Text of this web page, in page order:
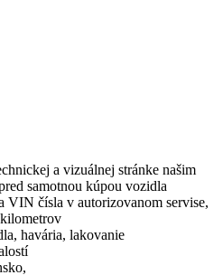
a vizuálnej stránke našim
samotnou kúpou vozidla
VIN čísla v autorizovanom servise,
havária, lakovanie